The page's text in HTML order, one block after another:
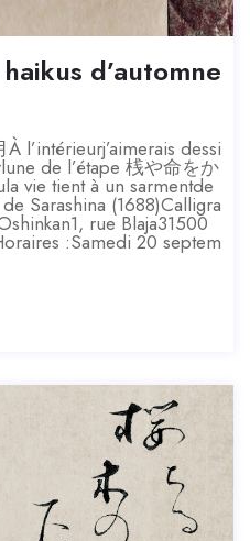
d’automne
l’intérieurj’aimerais dessi
de l’étape 桟や命をか
vie tient à un sarmentde
Sarashina (1688)Calligra
rue Blaja31500
:Samedi 20 septem